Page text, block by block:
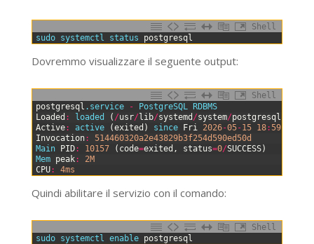
Shell
sudo systemctl status postgresql
Dovremmo visualizzare il seguente output:
Shell
postgresql .service - PostgreSQL
RDBMS
Loaded : loaded ( /usr/ lib/systemd /system/postgresql
Active: active (exited ) since Fri 2026-05-15 18:59:
Invocation:
514460320a2e43829b3f254d590ed50d
Main
PID: 10157 ( code=exited , status=0/SUCCESS)
Mem peak:
2M
CPU: 4ms
Quindi abilitare il servizio con il comando:
Shell
sudo systemctl enable postgresql